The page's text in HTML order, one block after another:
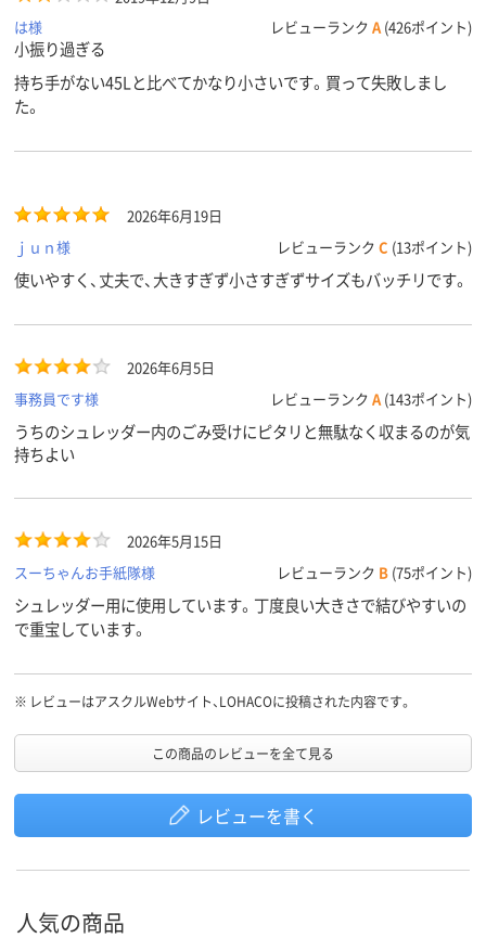
は様
レビューランク A (426ポイント)
小振り過ぎる
持ち手がない45Lと比べてかなり小さいです。買って失敗しまし
た。
2026年6月19日
ｊｕｎ様
レビューランク C (13ポイント)
使いやすく、丈夫で、大きすぎず小さすぎずサイズもバッチリです。
2026年6月5日
事務員です様
レビューランク A (143ポイント)
うちのシュレッダー内のごみ受けにピタリと無駄なく収まるのが気
持ちよい
2026年5月15日
スーちゃんお手紙隊様
レビューランク B (75ポイント)
シュレッダー用に使用しています。丁度良い大きさで結びやすいの
で重宝しています。
※ レビューはアスクルWebサイト、LOHACOに投稿された内容です。
この商品のレビューを全て見る
レビューを書く
人気の商品